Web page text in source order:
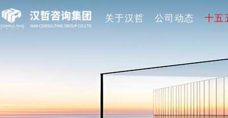
关于汉哲 公司动态 十五